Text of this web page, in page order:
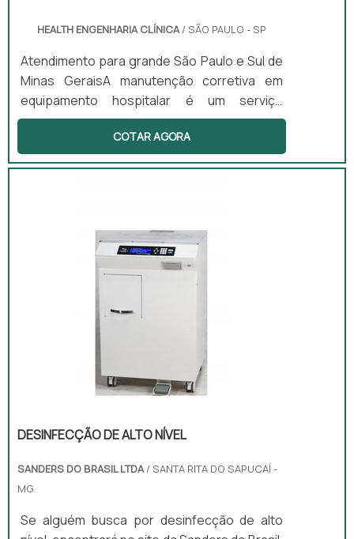
HEALTH ENGENHARIA CLÍNICA / SÃO PAULO - SP
Atendimento para grande São Paulo e Sul de
Minas GeraisA manutenção corretiva em
equipamento hospitalar é um serviço
extremamente importante devido ao grande
uso dos equipamentos médicos, pois com
isso é possível que eles comecem a
fundamental que seja realizada a
manutenção corretiva dos equipamentos.
Esta é um tipo de manutençã...
COTAR AGORA
DESINFECÇÃO DE ALTO NÍVEL
SANDERS DO BRASIL LTDA/ SANTA RITA DO SAPUCAÍ -
MG
Se alguém busca por desinfecção de alto